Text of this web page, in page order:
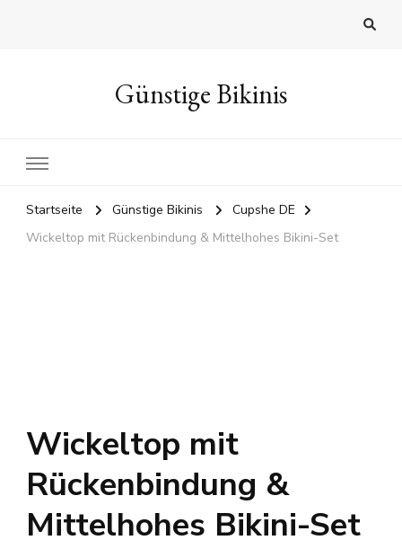
Günstige Bikinis
Startseite Günstige Bikinis
Cupshe DE
Wickeltop mit Rückenbindung & Mittelhohes Bikini-Set
Wickeltop mit
Rückenbindung &
Mittelhohes Bikini-Set